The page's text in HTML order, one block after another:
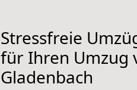
Stressfreie
für Ihren Umzug
Gladenbach